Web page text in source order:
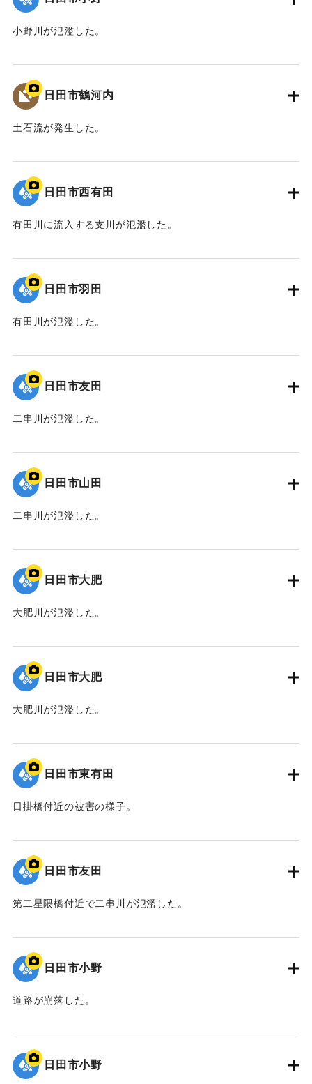
小野川が氾濫した。
｜固有コード:01203041
日田市鶴河内
土石流が発生した。
｜固有コード:01203040
日田市西有田
有田川に流入する支川が氾濫した。
｜固有コード:01203039
日田市羽田
有田川が氾濫した。
｜固有コード:01203038
日田市友田
二串川が氾濫した。
｜固有コード:01203037
日田市山田
二串川が氾濫した。
｜固有コード:01203036
日田市大肥
大肥川が氾濫した。
｜固有コード:01203035
日田市大肥
大肥川が氾濫した。
｜固有コード:01203034
日田市東有田
日掛橋付近の被害の様子。
｜固有コード:01203033
日田市友田
第二星隈橋付近で二串川が氾濫した。
｜固有コード:01203032
日田市小野
道路が崩落した。
｜固有コード:01203031
日田市小野